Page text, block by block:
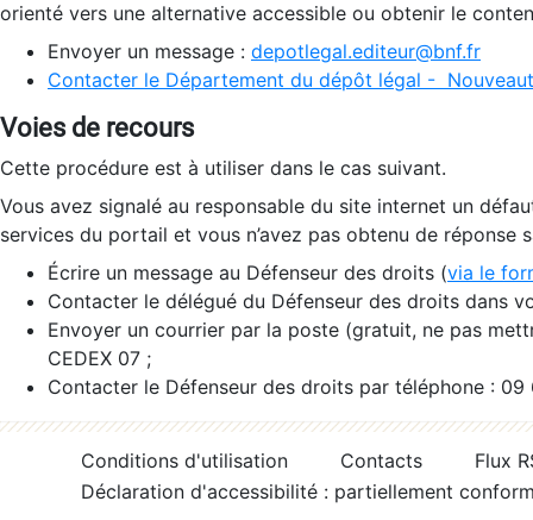
orienté vers une alternative accessible ou obtenir le
Envoyer un message : depotlegal.editeur@bnf.fr
Contacter le Département du dépôt légal -
Voies de recours
Cette procédure est à utiliser dans le cas suivant.
Vous avez signalé au responsable du site internet un
services du portail et vous n’avez pas obtenu de réponse
Écrire un message au Défenseur des droits (via le
Contacter le délégué du Défenseur des droits dans
Envoyer un courrier par la poste (gratuit, ne pas
CEDEX 07 ;
Contacter le Défenseur des droits par téléphone :
Conditions d'utilisation Contacts
Flux
Déclaration d'accessibilité : partiellement